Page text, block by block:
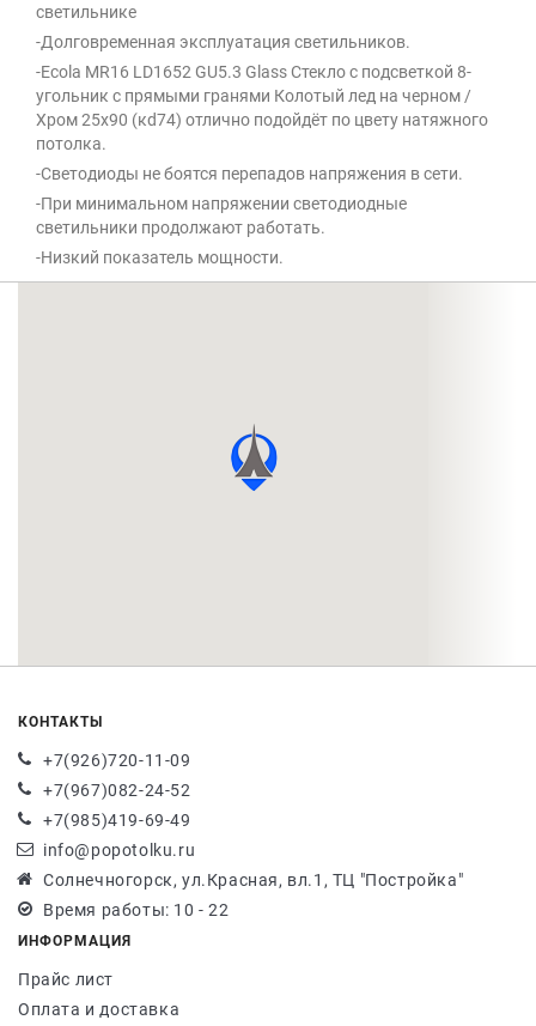
светильнике
-Долговременная эксплуатация светильников.
-Ecola MR16 LD1652 GU5.3 Glass Стекло с подсветкой 8-
угольник с прямыми гранями Колотый лед на черном /
Хром 25x90 (кd74) отлично подойдёт по цвету натяжного
потолка.
-Светодиоды не боятся перепадов напряжения в сети.
-При минимальном напряжении светодиодные
светильники продолжают работать.
-Низкий показатель мощности.
КОНТАКТЫ
+7(926)720-11-09
+7(967)082-24-52
+7(985)419-69-49
info@popotolku.ru
Солнечногорск, ул.Красная, вл.1, ТЦ "Постройка"
Время работы: 10 - 22
ИНФОРМАЦИЯ
Прайс лист
Оплата и доставка